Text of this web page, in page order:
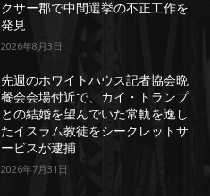
クサー郡で中間選挙の不正工作を
発見
2026年8月3日
先週のホワイトハウス記者協会晩
餐会会場付近で、カイ・トランプ
との結婚を望んでいた常軌を逸し
たイスラム教徒をシークレットサ
ービスが逮捕
2026年7月31日